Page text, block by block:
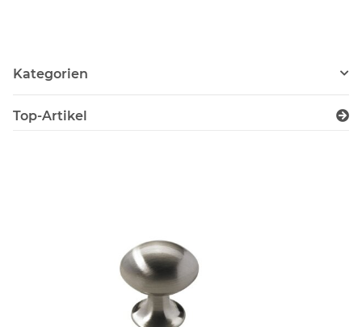
Kategorien
Top-Artikel